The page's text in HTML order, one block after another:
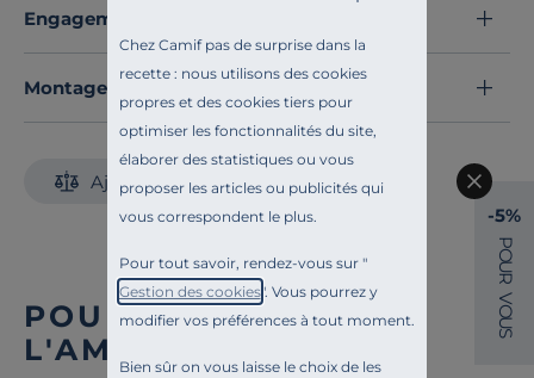
Chez Camif pas de surprise dans la
recette : nous utilisons des cookies
propres et des cookies tiers pour
optimiser les fonctionnalités du site,
élaborer des statistiques ou vous
proposer les articles ou publicités qui
vous correspondent le plus.
Pour tout savoir, rendez-vous sur "
Gestion des cookies". Vous pourrez y
modifier vos préférences à tout moment.
Bien sûr on vous laisse le choix de les
votre collection, plateau, bol, coupelle …
Découvrez toute notre sélection :
Plats de service
Engagements et traçabilité
Montage et conseils d'entretien
Ajouter au comparateur
POUR COMPLÉTER
L'AMBIANCE
-5%
P
O
U
R
V
O
U
S